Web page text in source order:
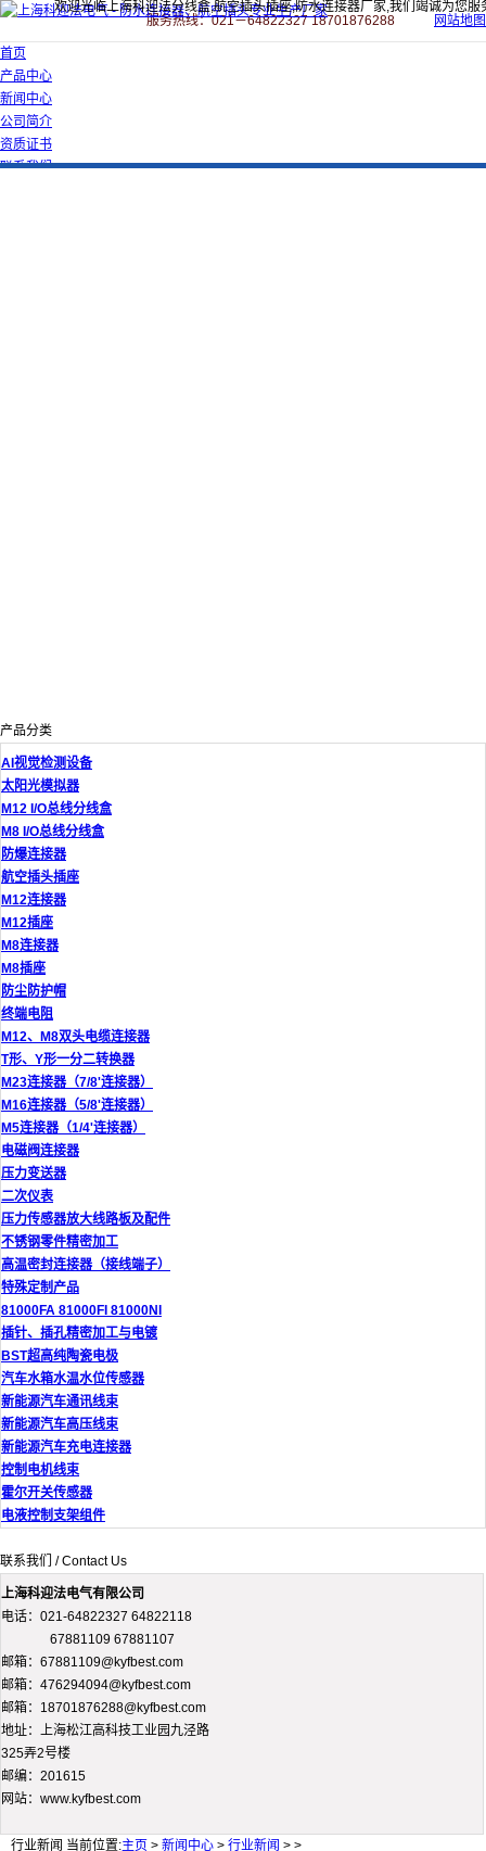
欢迎光临上海科迎法分线盒,航空插头插座,防水连接器厂家,我们竭诚为您服
服务热线：021－64822327 18701876288
网站地图
首页
产品中心
新闻中心
公司简介
资质证书
联系我们
产品分类
AI视觉检测设备
太阳光模拟器
M12 I/O总线分线盒
M8 I/O总线分线盒
防爆连接器
航空插头插座
M12连接器
M12插座
M8连接器
M8插座
防尘防护帽
终端电阻
M12、M8双头电缆连接器
T形、Y形一分二转换器
M23连接器（7/8'连接器）
M16连接器（5/8'连接器）
M5连接器（1/4'连接器）
电磁阀连接器
压力变送器
二次仪表
压力传感器放大线路板及配件
不锈钢零件精密加工
高温密封连接器（接线端子）
特殊定制产品
81000FA 81000FI 81000NI
插针、插孔精密加工与电镀
BST超高纯陶瓷电极
汽车水箱水温水位传感器
新能源汽车通讯线束
新能源汽车高压线束
新能源汽车充电连接器
控制电机线束
霍尔开关传感器
电液控制支架组件
联系我们 / Contact Us
上海科迎法电气有限公司
电话：021-64822327 64822118
67881109 67881107
邮箱：67881109@kyfbest.com
邮箱：476294094@kyfbest.com
邮箱：18701876288@kyfbest.com
地址：上海松江高科技工业园九泾路
325弄2号楼
邮编：201615
网站：www.kyfbest.com
行业新闻 当前位置:主页 > 新闻中心 > 行业新闻 > >